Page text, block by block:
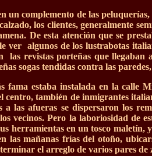
un complemento de las
los clientes, generalmente
De esta atención que se
ver algunos de los lustrabotas
las revistas porteñas que llegaban
sogas tendidas contra las
fama estaba instalada en la calle
también de inmigrantes
a las afueras se dispersaron los
vecinos. Pero la laboriosidad de
herramientas en un tosco
las mañanas frías del otoño,
el arreglo de varios pares de